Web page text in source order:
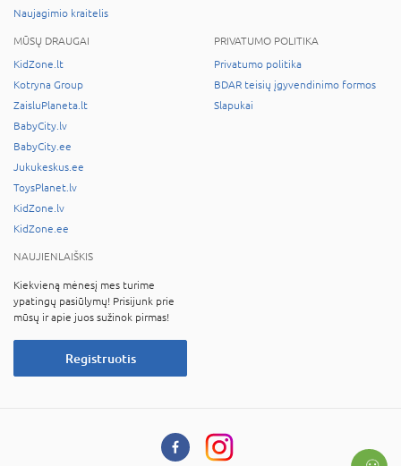
Naujagimio kraitelis
MŪSŲ DRAUGAI
KidZone.lt
Kotryna Group
ZaisluPlaneta.lt
BabyCity.lv
BabyCity.ee
Jukukeskus.ee
ToysPlanet.lv
KidZone.lv
KidZone.ee
PRIVATUMO POLITIKA
Privatumo politika
BDAR teisių įgyvendinimo formos
Slapukai
NAUJIENLAIŠKIS
Kiekvieną mėnesį mes turime
ypatingų pasiūlymų! Prisijunk prie
mūsų ir apie juos sužinok pirmas!
Registruotis